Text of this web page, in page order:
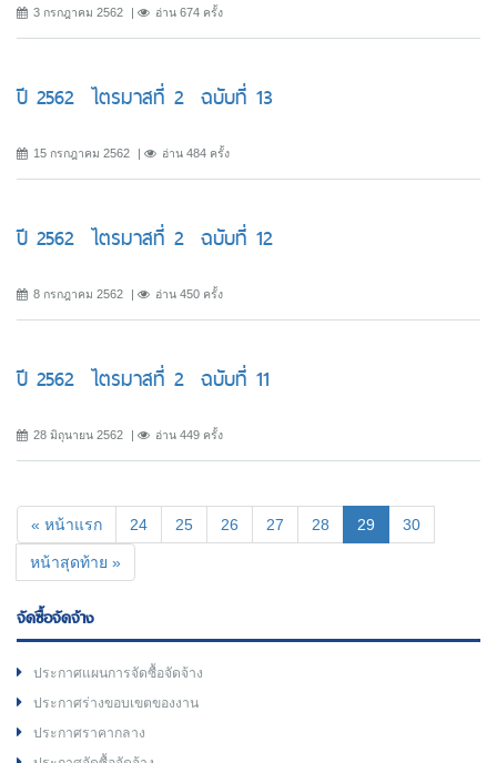
3 กรกฎาคม 2562 อ่าน 674 ครั้ง
ปี 2562 ไตรมาสที่ 2 ฉบับที่ 13
15 กรกฎาคม 2562 อ่าน 484 ครั้ง
ปี 2562 ไตรมาสที่ 2 ฉบับที่ 12
8 กรกฎาคม 2562 อ่าน 450 ครั้ง
ปี 2562 ไตรมาสที่ 2 ฉบับที่ 11
28 มิถุนายน 2562 อ่าน 449 ครั้ง
« หน้าแรก 24 25 26 27 28 29 (current)
30
หน้าสุดท้าย »
จัดซื้อจัดจ้าง
ประกาศแผนการจัดซื้อจัดจ้าง
ประกาศร่างขอบเขตของงาน
ประกาศราคากลาง